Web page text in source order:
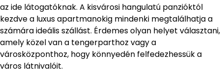
az ide látogatóknak. A kisvárosi hangulatú panzióktól
kezdve a luxus apartmanokig mindenki megtalálhatja a
számára ideális szállást. Érdemes olyan helyet választani,
amely közel van a tengerparthoz vagy a
városközponthoz, hogy könnyedén felfedezhessük a
város látnivalóit.